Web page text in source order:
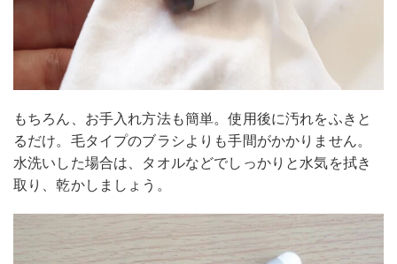
もちろん、お手入れ方法も簡単。使用後に汚れをふきと
るだけ。毛タイプのブラシよりも手間がかかりません。
水洗いした場合は、タオルなどでしっかりと水気を拭き
取り、乾かしましょう。